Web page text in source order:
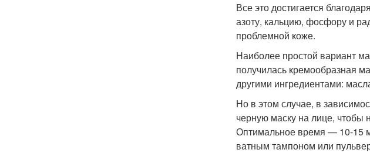
Все это достигается
азоту, кальцию, фосфору и
проблемной коже.
Наиболее простой вариант
получилась кремообразная
другими ингредиентами:
Но в этом случае, в
черную маску на лице, чтобы
Оптимальное время — 10-15
ватным тампоном или